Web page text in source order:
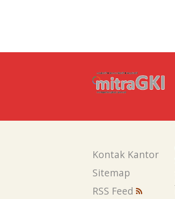
Kontak Kantor
Sitemap
RSS Feed